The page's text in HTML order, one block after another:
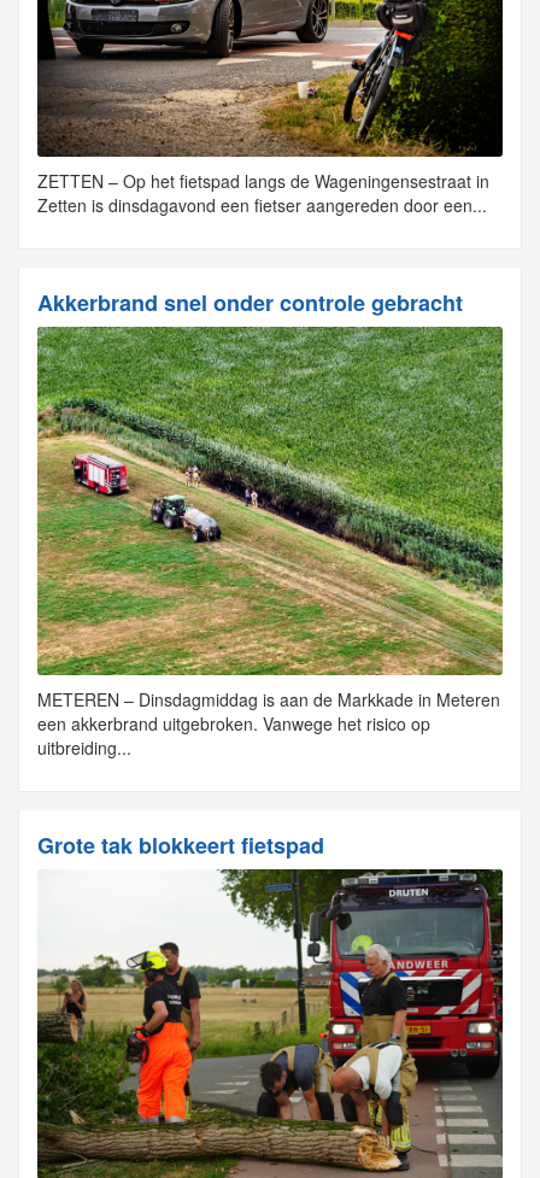
ZETTEN – Op het fietspad langs de Wageningensestraat in
Zetten is dinsdagavond een fietser aangereden door een...
Akkerbrand snel onder controle gebracht
METEREN – Dinsdagmiddag is aan de Markkade in Meteren
een akkerbrand uitgebroken. Vanwege het risico op
uitbreiding...
Grote tak blokkeert fietspad